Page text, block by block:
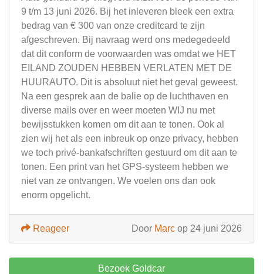
9 t/m 13 juni 2026. Bij het inleveren bleek een extra
bedrag van € 300 van onze creditcard te zijn
afgeschreven. Bij navraag werd ons medegedeeld
dat dit conform de voorwaarden was omdat we HET
EILAND ZOUDEN HEBBEN VERLATEN MET DE
HUURAUTO. Dit is absoluut niet het geval geweest.
Na een gesprek aan de balie op de luchthaven en
diverse mails over en weer moeten WIJ nu met
bewijsstukken komen om dit aan te tonen. Ook al
zien wij het als een inbreuk op onze privacy, hebben
we toch privé-bankafschriften gestuurd om dit aan te
tonen. Een print van het GPS-systeem hebben we
niet van ze ontvangen. We voelen ons dan ook
enorm opgelicht.
Door Marc op 24 juni 2026
Reageer
Bezoek Goldcar